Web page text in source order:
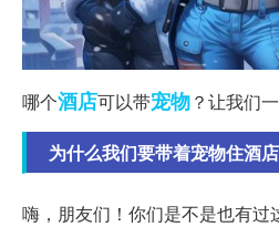
哪个酒店可以带宠物？让我们
为什么我们要带着宠物住酒
嗨，朋友们！你们是不是也有过